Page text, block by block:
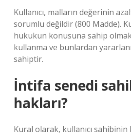
Kullanıcı, malların değerinin
sorumlu değildir (800 Madde).
hukukun konusuna sahip
kullanma ve bunlardan
sahiptir.
İntifa senedi
hakları?
Kural olarak, kullanıcı sahibinin